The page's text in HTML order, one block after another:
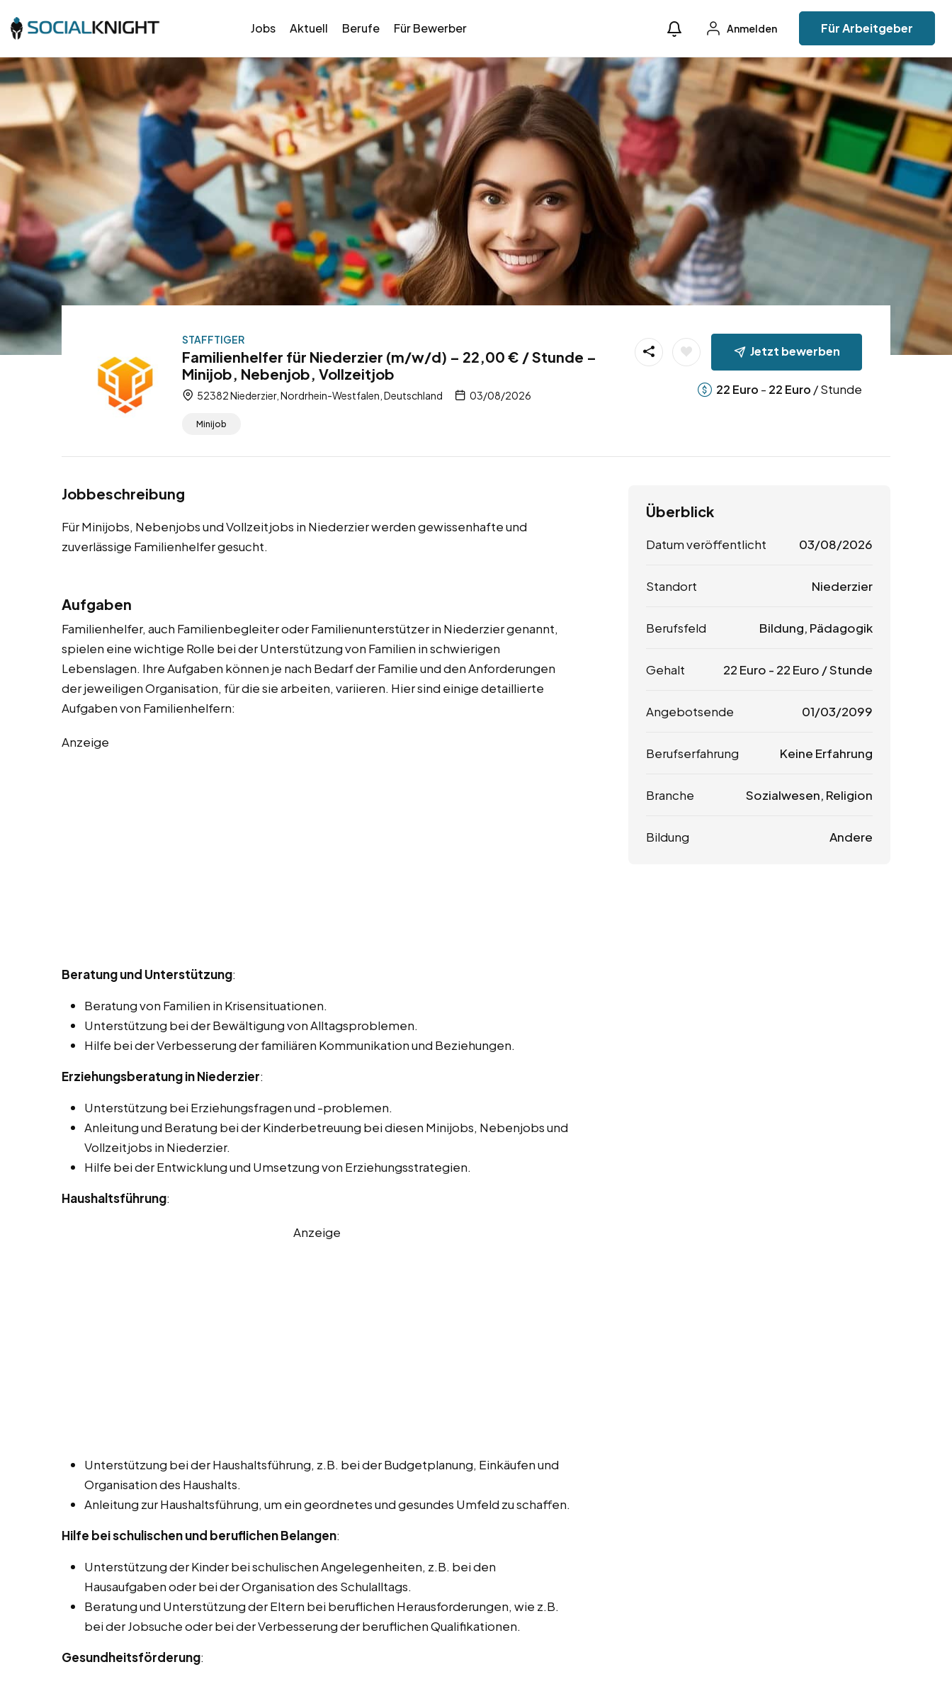
Jobs Aktuell Berufe Für Bewerber Anmelden Für Arbeitgeber
STAFFTIGER
Familienhelfer für Niederzier (m/w/d) – 22,00 € / Stunde –
Minijob, Nebenjob, Vollzeitjob
52382 Niederzier, Nordrhein-Westfalen, Deutschland 03/08/2026
Minijob
Jetzt bewerben
22 Euro - 22 Euro / Stunde
Jobbeschreibung
Für Minijobs, Nebenjobs und Vollzeitjobs in Niederzier werden gewissenhafte und
zuverlässige Familienhelfer gesucht.
Aufgaben
Familienhelfer, auch Familienbegleiter oder Familienunterstützer in Niederzier genannt,
spielen eine wichtige Rolle bei der Unterstützung von Familien in schwierigen
Lebenslagen. Ihre Aufgaben können je nach Bedarf der Familie und den Anforderungen
der jeweiligen Organisation, für die sie arbeiten, variieren. Hier sind einige detaillierte
Aufgaben von Familienhelfern:
Anzeige
Beratung und Unterstützung:
Beratung von Familien in Krisensituationen.
Unterstützung bei der Bewältigung von Alltagsproblemen.
Hilfe bei der Verbesserung der familiären Kommunikation und Beziehungen.
Erziehungsberatung in Niederzier:
Unterstützung bei Erziehungsfragen und -problemen.
Anleitung und Beratung bei der Kinderbetreuung bei diesen Minijobs, Nebenjobs und
Vollzeitjobs in Niederzier.
Hilfe bei der Entwicklung und Umsetzung von Erziehungsstrategien.
Haushaltsführung:
Anzeige
Unterstützung bei der Haushaltsführung, z.B. bei der Budgetplanung, Einkäufen und
Organisation des Haushalts.
Anleitung zur Haushaltsführung, um ein geordnetes und gesundes Umfeld zu schaffen.
Hilfe bei schulischen und beruflichen Belangen:
Unterstützung der Kinder bei schulischen Angelegenheiten, z.B. bei den
Hausaufgaben oder bei der Organisation des Schulalltags.
Beratung und Unterstützung der Eltern bei beruflichen Herausforderungen, wie z.B.
bei der Jobsuche oder bei der Verbesserung der beruflichen Qualifikationen.
Gesundheitsförderung:
Überblick
Datum veröffentlicht 03/08/2026
Standort Niederzier
Berufsfeld Bildung, Pädagogik
Gehalt 22 Euro - 22 Euro / Stunde
Angebotsende 01/03/2099
Berufserfahrung Keine Erfahrung
Branche Sozialwesen, Religion
Bildung Andere